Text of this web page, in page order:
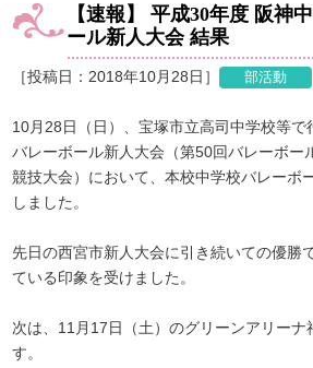
【速報】 平成30年度 阪神
ール新人大会 結果
［投稿日：2018年10月28日］
10月28日（日）、宝塚市立高司中学校等で
バレーボール新人大会（第50回バレーボー
競技大会）において、本校中学校バレーボ
しました。
先日の西宮市新人大会に引き続いての優勝
ている印象を受けました。
次は、11月17日（土）のグリーンアリーナ
す。